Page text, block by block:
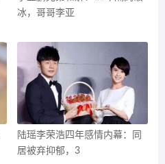
冰，哥哥李亚
陆瑶李荣浩四年感情内幕：同
居被弃抑郁，3